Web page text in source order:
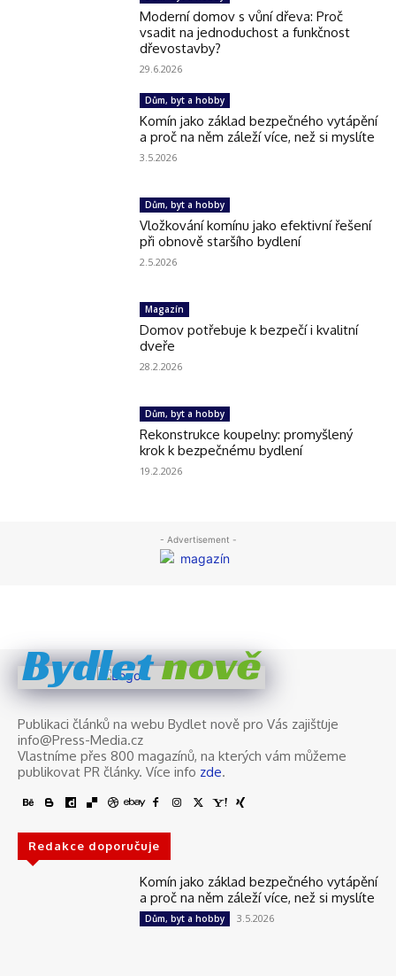
Bydletnově
Publikaci článků na webu Bydlet nově pro Vás zajišťuje
info@Press-Media.cz
Vlastníme přes 800 magazínů, na kterých vám můžeme
publikovat PR články. Více info zde.
Redakce doporučuje
Komín jako základ bezpečného vytápění
a proč na něm záleží více, než si myslíte
Dům, byt a hobby 3.5.2026